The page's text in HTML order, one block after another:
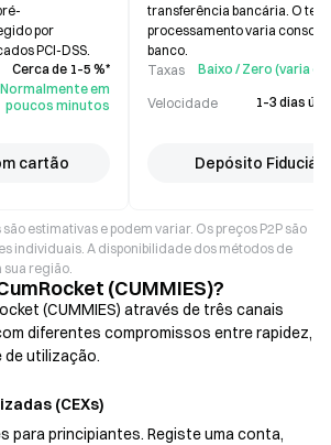
por
PCI-DSS.
Cerca de 1–5 %*
Normalmente em
poucos minutos
cartão
transferência bancária. O
processamento varia
banco.
Taxas
Baixo / Zero (varia
Velocidade
1–3 dias
Depósito
estimativas e podem variar. Os preços P2P são
individuais. A disponibilidade dos métodos de
sua região.
(CUMMIES)?
(CUMMIES) através de três canais
diferentes compromissos entre rapidez,
utilização.
(CEXs)
para principiantes. Registe uma conta,